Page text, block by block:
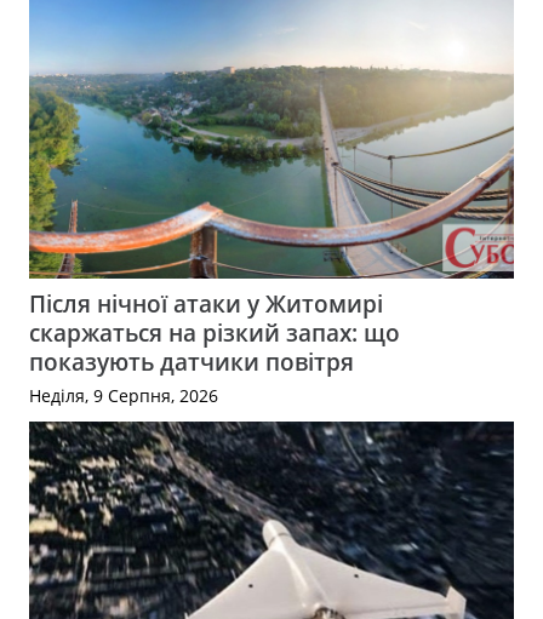
Після нічної атаки у Житомирі
скаржаться на різкий запах: що
показують датчики повітря
Неділя, 9 Серпня, 2026